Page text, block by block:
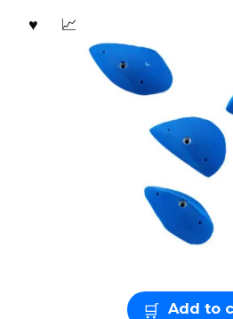
Add to